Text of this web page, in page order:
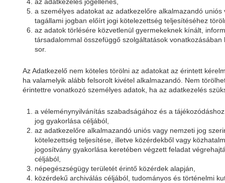
az adatkezelés jogellenes,
a személyes adatokat az adatkezelőre alkalmazandó uniós
tagállami jogban előírt jogi kötelezettség teljesítéséhez
az adatok törlésére közvetlenül gyermekeknek kínált,
társadalommal összefüggő szolgáltatások vonatkozásában
sor.
Az Adatkezelő nem köteles törölni az adatokat az érintett
ha valamelyik alább felsorolt kivétel alkalmazandó. Nem
érintettre vonatkozó személyes adatok, ha az adatkezelés
a véleménynyilvánítás szabadságához és a
jog gyakorlása céljából,
az adatkezelőre alkalmazandó uniós vagy nemzeti jog
kötelezettség teljesítése, illetve közérdekből vagy
jogosítvány gyakorlása keretében végzett feladat
céljából,
népegészségügy területét érintő közérdek alapján,
közérdekű archiválás céljából, tudományos és történelmi